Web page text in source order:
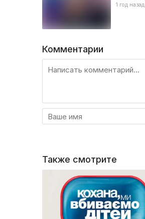
1 год назад
Комментарии
Также смотрите